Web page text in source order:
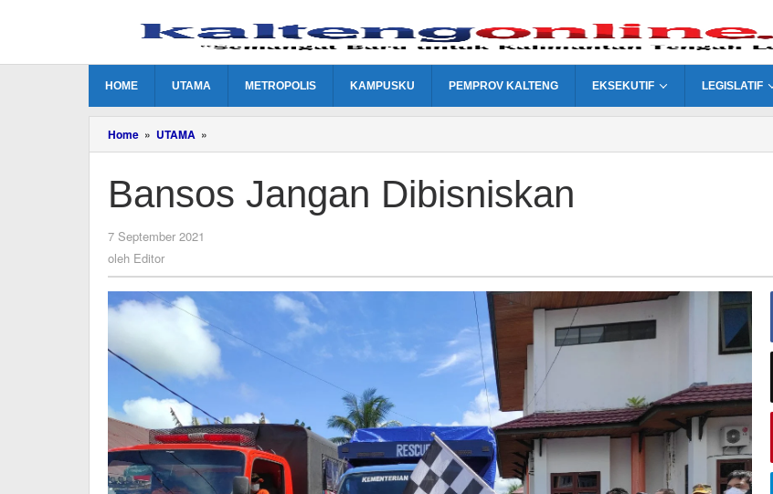
HOME UTAMA METROPOLIS KAMPUSKU PEMPROV KALTENG EKSEKUTIF LEGISLATIF
Home » UTAMA »
Jangan
Bansos Jangan Dibisniskan
7 September 2021
oleh Editor